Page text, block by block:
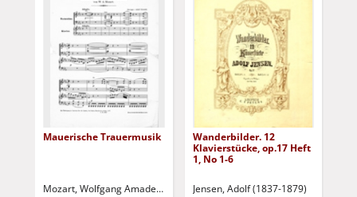
Mauerische Trauermusik
Mozart, Wolfgang Amadeus (1756-1791)
Wanderbilder. 12
Klavierstücke, op.17 Heft
1, No 1-6
Jensen, Adolf (1837-1879)